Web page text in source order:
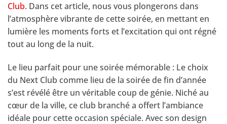
Club. Dans cet article, nous vous plongerons dans
l’atmosphère vibrante de cette soirée, en mettant en
lumière les moments forts et l’excitation qui ont régné
tout au long de la nuit.
Le lieu parfait pour une soirée mémorable : Le choix
du Next Club comme lieu de la soirée de fin d’année
s’est révélé être un véritable coup de génie. Niché au
cœur de la ville, ce club branché a offert l’ambiance
idéale pour cette occasion spéciale. Avec son design